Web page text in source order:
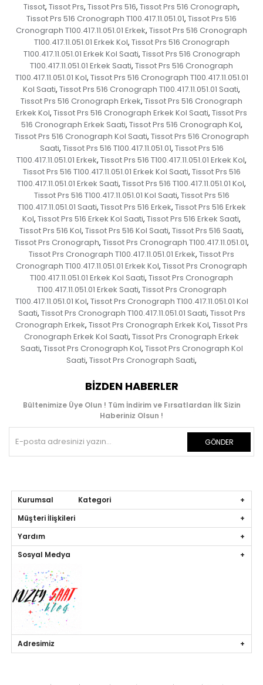
Tissot, Tissot Prs, Tissot Prs 516, Tissot Prs 516 Cronograph,
Tissot Prs 516 Cronograph T100.417.11.051.01, Tissot Prs 516
Cronograph T100.417.11.051.01 Erkek, Tissot Prs 516 Cronograph
T100.417.11.051.01 Erkek Kol, Tissot Prs 516 Cronograph
T100.417.11.051.01 Erkek Kol Saati, Tissot Prs 516 Cronograph
T100.417.11.051.01 Erkek Saati, Tissot Prs 516 Cronograph
T100.417.11.051.01 Kol, Tissot Prs 516 Cronograph T100.417.11.051.01
Kol Saati, Tissot Prs 516 Cronograph T100.417.11.051.01 Saati,
Tissot Prs 516 Cronograph Erkek, Tissot Prs 516 Cronograph
Erkek Kol, Tissot Prs 516 Cronograph Erkek Kol Saati, Tissot Prs
516 Cronograph Erkek Saati, Tissot Prs 516 Cronograph Kol,
Tissot Prs 516 Cronograph Kol Saati, Tissot Prs 516 Cronograph
Saati, Tissot Prs 516 T100.417.11.051.01, Tissot Prs 516
T100.417.11.051.01 Erkek, Tissot Prs 516 T100.417.11.051.01 Erkek Kol,
Tissot Prs 516 T100.417.11.051.01 Erkek Kol Saati, Tissot Prs 516
T100.417.11.051.01 Erkek Saati, Tissot Prs 516 T100.417.11.051.01 Kol,
Tissot Prs 516 T100.417.11.051.01 Kol Saati, Tissot Prs 516
T100.417.11.051.01 Saati, Tissot Prs 516 Erkek, Tissot Prs 516 Erkek
Kol, Tissot Prs 516 Erkek Kol Saati, Tissot Prs 516 Erkek Saati,
Tissot Prs 516 Kol, Tissot Prs 516 Kol Saati, Tissot Prs 516 Saati,
Tissot Prs Cronograph, Tissot Prs Cronograph T100.417.11.051.01,
Tissot Prs Cronograph T100.417.11.051.01 Erkek, Tissot Prs
Cronograph T100.417.11.051.01 Erkek Kol, Tissot Prs Cronograph
T100.417.11.051.01 Erkek Kol Saati, Tissot Prs Cronograph
T100.417.11.051.01 Erkek Saati, Tissot Prs Cronograph
T100.417.11.051.01 Kol, Tissot Prs Cronograph T100.417.11.051.01 Kol
Saati, Tissot Prs Cronograph T100.417.11.051.01 Saati, Tissot Prs
Cronograph Erkek, Tissot Prs Cronograph Erkek Kol, Tissot Prs
Cronograph Erkek Kol Saati, Tissot Prs Cronograph Erkek
Saati, Tissot Prs Cronograph Kol, Tissot Prs Cronograph Kol
Saati, Tissot Prs Cronograph Saati,
BIZDEN HABERLER
Bültenimize Üye Olun ! Tüm İndirim ve Fırsatlardan İlk Sizin
Haberiniz Olsun !
GÖNDER
Kurumsal Kategori
Müşteri İlişkileri
Yardım
Sosyal Medya
Adresimiz